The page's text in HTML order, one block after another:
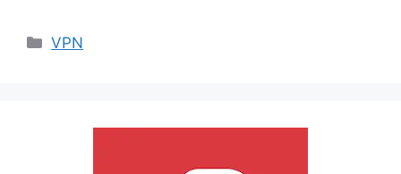
Categorias
VPN